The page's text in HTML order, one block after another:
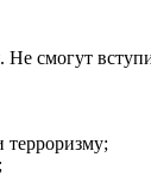
смогут
терроризму;